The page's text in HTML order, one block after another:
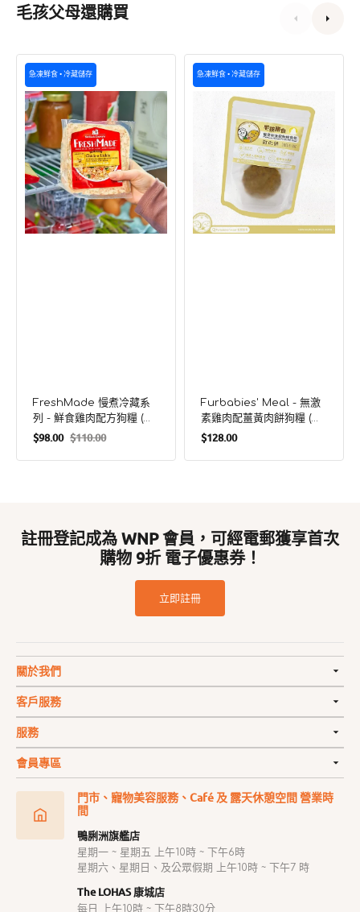
毛孩父母還購買
FreshMade
慢
煮
冷
藏
系
列
-
鮮
食
雞
肉
急凍鮮食 • 冷藏儲存
FreshMade 慢煮冷藏系
列 - 鮮食雞肉配方狗糧 (須
冷藏)
售
$98.00 定
$110.00
Furbabies'
Meal
黃
肉
急凍鮮食 • 冷藏儲存
Furbabies' Meal - 無激
素雞肉配薑黃肉餅狗糧 (須
冷藏)
定
$128.00
註冊登記成為 WNP 會員，可經電郵獲享首次
購物 9折 電子優惠券！
立即註冊
關於我們
客戶服務
服務
會員專區
門市、寵物美容服務、Café 及 露天休憩空間 營業時
間
鴨脷洲旗艦店
星期一 ~ 星期五 上午10時 ~ 下午6時
星期六、星期日、及公眾假期 上午10時 ~ 下午7 時
The LOHAS 康城店
每日 上午10時 ~ 下午8時30分